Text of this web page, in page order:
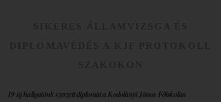
19 új hallgatónk szerzett diplomát a Kodolányi János Főiskolán